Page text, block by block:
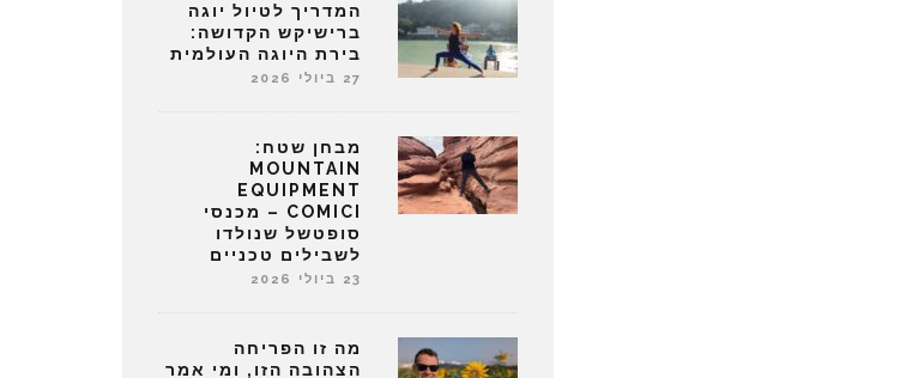
המדריך לטיול יוגה
ברישיקש הקדושה:
בירת היוגה העולמית
27 ביולי 2026
מבחן שטח:
MOUNTAIN
EQUIPMENT
COMICI – מכנסי
סופטשל שנולדו
לשבילים טכניים
23 ביולי 2026
מה זו הפריחה
הצהובה הזו, ומי אמר